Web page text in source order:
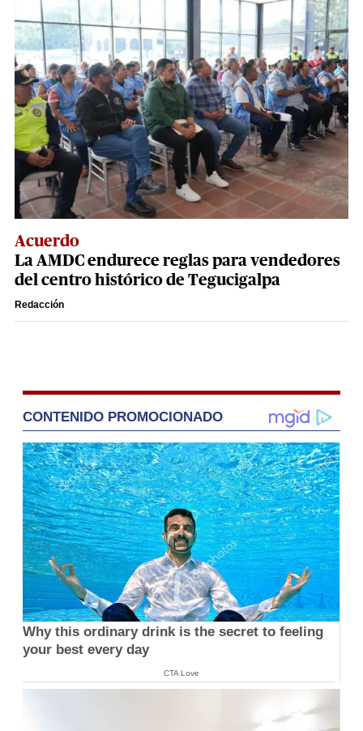
Acuerdo
La AMDC endurece reglas para vendedores
del centro histórico de Tegucigalpa
Redacción
CONTENIDO PROMOCIONADO
Why this ordinary drink is the secret to feeling
your best every day
CTA Love